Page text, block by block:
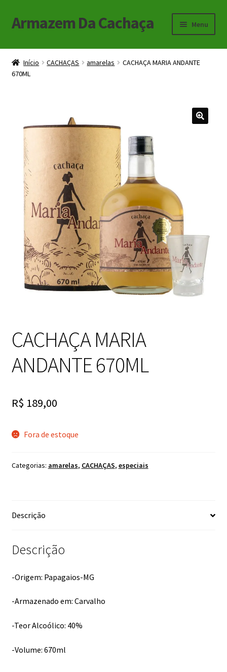
Pular
para
Pular
para
conteúdo
Armazem Da Cachaça Menu
Início
Carrinho
Minha Conta
Início CACHAÇAS amarelas
CACHAÇA MARIA ANDANTE
670ML
CACHAÇA MARIA
ANDANTE 670ML
R$ 189,00
Fora de estoque
Categorias: amarelas, CACHAÇAS, especiais
Descrição
Descrição
-Origem: Papagaios-MG
-Armazenado em: Carvalho
-Teor Alcoólico: 40%
-Volume: 670ml